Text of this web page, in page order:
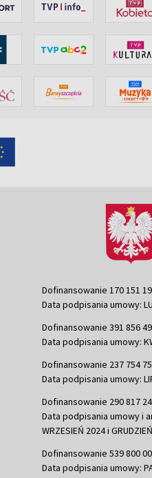
Dofinansowanie 170 151
Data podpisania umowy:
Dofinansowanie 391 856
Data podpisania umowy:
Dofinansowanie 237 754
Data podpisania umowy:
Dofinansowanie 290 817
Data podpisania umowy i
WRZESIEŃ 2024 i
Dofinansowanie 539 800
Data podpisania umowy: